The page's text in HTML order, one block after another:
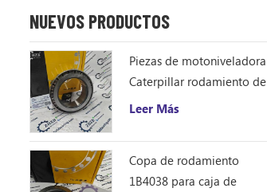
NUEVOS PRODUCTOS
Piezas de motoniveladora
Caterpillar rodamiento de
rodillos cónicos 1B4043
ZHZB acero
Leer Más
Copa de rodamiento
1B4038 para caja de